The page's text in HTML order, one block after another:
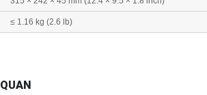
≤ 1.16 kg (2.6 lb)